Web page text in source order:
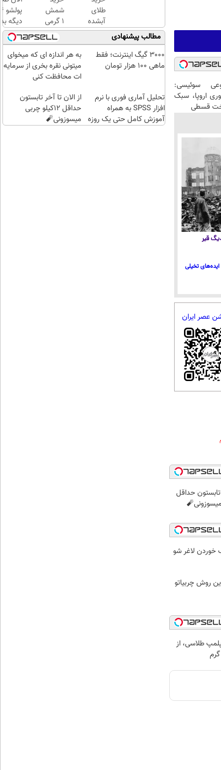
سوئیسی:
اروپا، سبک
قسطی
دیگ قیر
تخیلی
عصر ایران
تابستون حداقل
خوردن لاغر شو
روش چربیاتو
طلاسی، از
میسوزونی
🧨
طلای
آبشده
حتی با
۱۰۰هزارتومان
شمش
1 گرمی
از
طلاسی
دیگه
طلا با
بی‌بهره
مطالب پیشنهادی
3000 گیگ اینترنت؛ فقط
ماهی 100 هزار تومان
به هر اندازه ای که میخوای
میتونی نقره بخری از سرمایه
ات محافظت کنی
تحلیل آماری فوری با نرم
افزار SPSS به همراه
آموزش کامل حتی یک روزه
از الان تا آخر تابستون
حداقل 12کیلو چربی
میسوزونی🧨